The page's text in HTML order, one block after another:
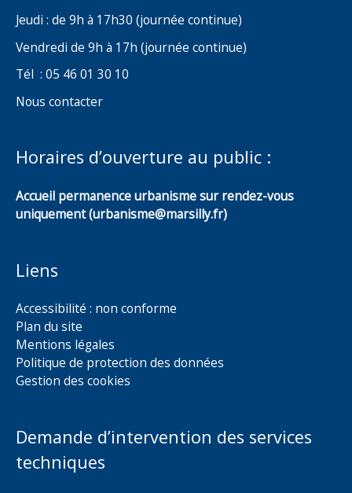
Jeudi : de 9h à 17h30 (journée continue)
Vendredi de 9h à 17h (journée continue)
Tél : 05 46 01 30 10
Nous contacter
Horaires d’ouverture au public :
Accueil permanence urbanisme sur rendez-vous
uniquement (urbanisme@marsilly.fr)
Liens
Accessibilité : non conforme
Plan du site
Mentions légales
Politique de protection des données
Gestion des cookies
Demande d’intervention des services
techniques